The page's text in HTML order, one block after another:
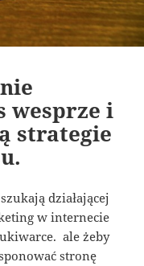
wesprze i
strategie
działającej
w internecie
ale żeby
stronę